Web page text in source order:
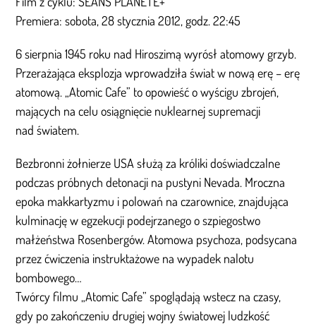
Premiera: sobota, 28 stycznia 2012, godz. 22:45
6 sierpnia 1945 roku nad Hiroszimą wyrósł atomowy grzyb.
Przerażająca eksplozja wprowadziła świat w nową erę – erę
atomową. „Atomic Cafe” to opowieść o wyścigu zbrojeń,
mających na celu osiągnięcie nuklearnej supremacji
nad światem.
Bezbronni żołnierze USA służą za króliki doświadczalne
podczas próbnych detonacji na pustyni Nevada. Mroczna
epoka makkartyzmu i polowań na czarownice, znajdująca
kulminację w egzekucji podejrzanego o szpiegostwo
małżeństwa Rosenbergów. Atomowa psychoza, podsycana
przez ćwiczenia instruktażowe na wypadek nalotu
bombowego…
Twórcy filmu „Atomic Cafe” spoglądają wstecz na czasy,
gdy po zakończeniu drugiej wojny światowej ludzkość